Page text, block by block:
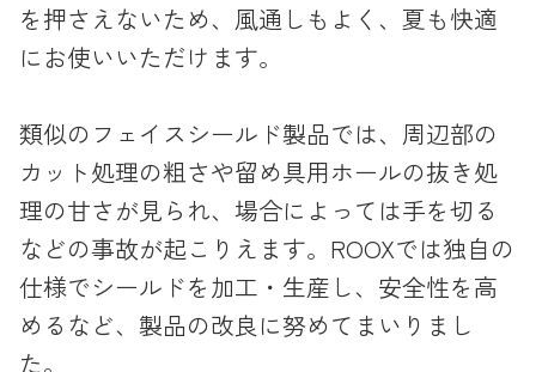
を押さえないため、風通しもよく、夏も快適
にお使いいただけます。
類似のフェイスシールド製品では、周辺部の
カット処理の粗さや留め具用ホールの抜き処
理の甘さが見られ、場合によっては手を切る
などの事故が起こりえます。ROOXでは独自の
仕様でシールドを加工・生産し、安全性を高
めるなど、製品の改良に努めてまいりまし
た。